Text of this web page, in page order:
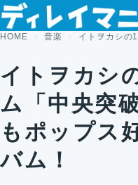
コンテンツへスキップ
HOME 音楽 イトヲカシの
イトヲカシ
ム「中央突
もポップス
バム！